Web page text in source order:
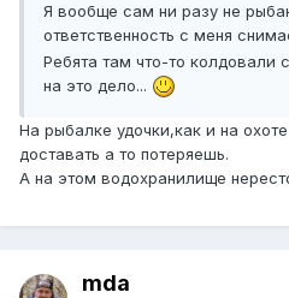
Я вообще сам ни разу не
ответственность с меня
Ребята там что-то колдовали
на это дело...
На рыбалке удочки,как и на
доставать а то потеряешь.
А на этом водохранилище
mda